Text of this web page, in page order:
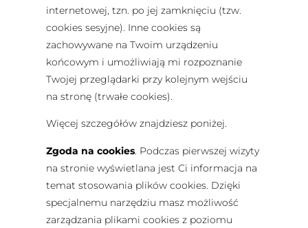
internetowej, tzn. po jej zamknięciu (tzw.
cookies sesyjne). Inne cookies są
zachowywane na Twoim urządzeniu
końcowym i umożliwiają mi rozpoznanie
Twojej przeglądarki przy kolejnym wejściu
na stronę (trwałe cookies).
Więcej szczegółów znajdziesz poniżej.
Zgoda na cookies. Podczas pierwszej wizyty
na stronie wyświetlana jest Ci informacja na
temat stosowania plików cookies. Dzięki
specjalnemu narzędziu masz możliwość
zarządzania plikami cookies z poziomu